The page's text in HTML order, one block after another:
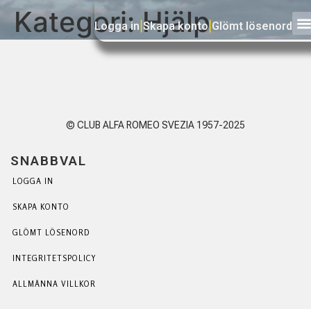
Logga in Skapa konto| Glömt lösenord
Kategori:Hjälp
© CLUB ALFA ROMEO SVEZIA 1957-2025
SNABBVAL
LOGGA IN
SKAPA KONTO
GLÖMT LÖSENORD
INTEGRITETSPOLICY
ALLMÄNNA VILLKOR